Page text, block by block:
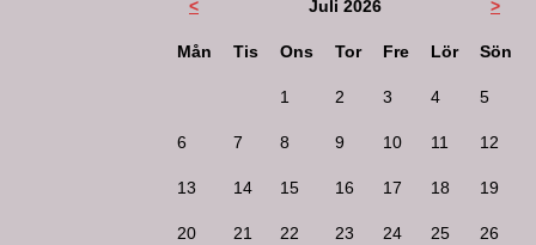
< Juli 2026 >
Mån Tis Ons Tor Fre Lör Sön
1 2 3 4 5
6 7 8 9 10 11 12
13 14 15 16 17 18 19
20 21 22 23 24 25 26